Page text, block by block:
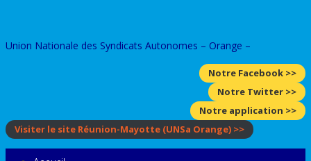
content
Union Nationale des Syndicats Autonomes – Orange –
Notre Facebook >>
Notre Twitter >>
Notre application >>
Visiter le site Réunion-Mayotte (UNSa Orange) >>